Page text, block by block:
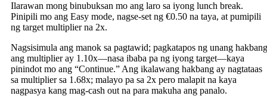
Ilarawan mong binubuksan mo ang laro sa iyong lunch break.
Pinipili mo ang Easy mode, nagse-set ng €0.50 na taya, at pumipili
ng target multiplier na 2x.
Nagsisimula ang manok sa pagtawid; pagkatapos ng unang hakbang
ang multiplier ay 1.10x—nasa ibaba pa ng iyong target—kaya
pinindot mo ang “Continue.” Ang ikalawang hakbang ay nagtataas
sa multiplier sa 1.68x; malayo pa sa 2x pero malapit na kaya
nagpasya kang mag-cash out na para makuha ang panalo.